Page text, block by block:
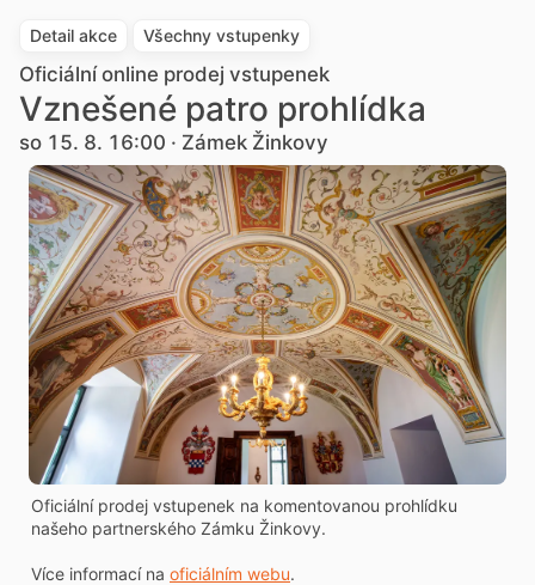
Detail akce Všechny vstupenky
Oficiální online prodej vstupenek
Vznešené patro prohlídka
so 15. 8. 16:00 · Zámek Žinkovy
Oficiální prodej vstupenek na komentovanou prohlídku
našeho partnerského Zámku Žinkovy.
Více informací na oficiálním webu.